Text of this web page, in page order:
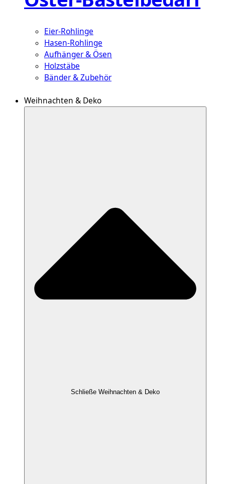
Eier-Rohlinge
Hasen-Rohlinge
Aufhänger & Ösen
Holzstäbe
Bänder & Zubehör
Weihnachten & Deko
Schließe Weihnachten & Deko